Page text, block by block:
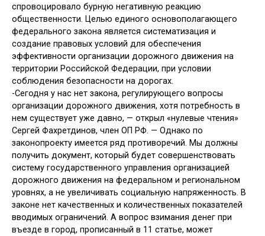
спровоцировало бурную негативную реакцию
общественности. Целью единого основополагающего
федерального закона является систематизация и
создание правовых условий для обеспечения
эффективности организации дорожного движения на
территории Российской Федерации, при условии
соблюдения безопасности на дорогах.
-Сегодня у нас нет закона, регулирующего вопросы
организации дорожного движения, хотя потребность в
нем существует уже давно, — открыл «нулевые чтения»
Сергей Фахретдинов, член ОП РФ. — Однако по
законопроекту имеется ряд противоречий. Мы должны
получить документ, который будет совершенствовать
систему государственного управления организацией
дорожного движения на федеральном и региональном
уровнях, а не увеличивать социальную напряженность. В
законе нет качественных и количественных показателей
вводимых ограничений. А вопрос взимания денег при
въезде в город, прописанный в 11 статье, может